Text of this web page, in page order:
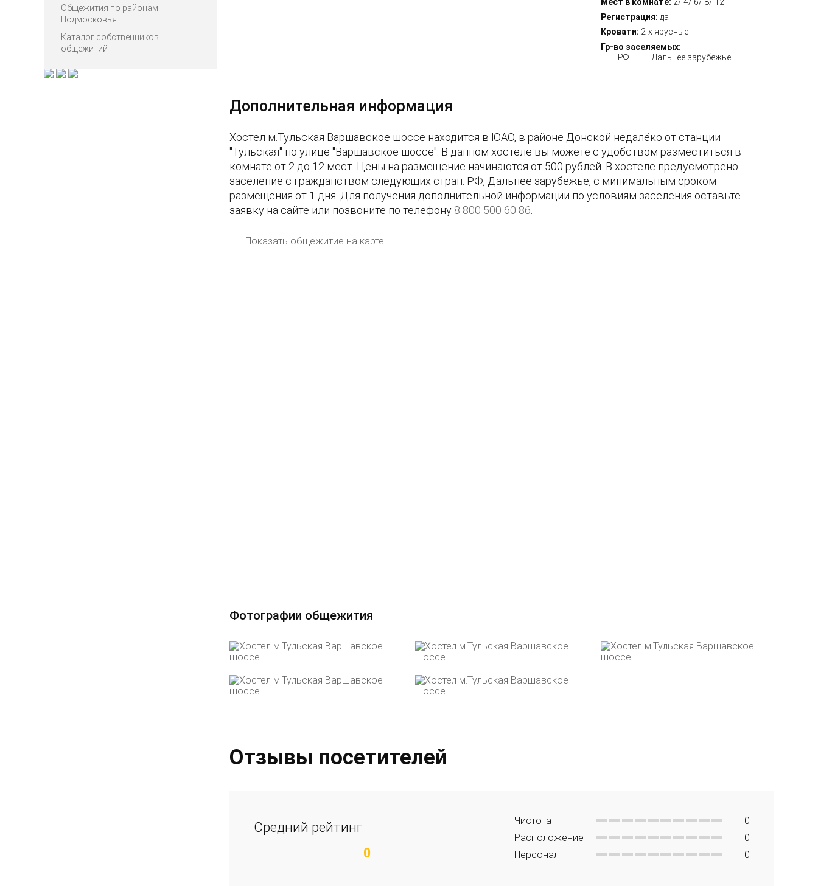
Общежития по районам
Подмосковья
Каталог собственников
общежитий
Мест в комнате: 2/ 4/ 6/ 8/ 12
Регистрация: да
Кровати: 2-х ярусные
Гр-во заселяемых:
РФ
Дальнее зарубежье
Дополнительная информация
Хостел м.Тульская Варшавское шоссе находится в ЮАО, в районе Донской недалёко от станции
"Тульская" по улице "Варшавское шоссе". В данном хостеле вы можете с удобством разместиться в
комнате от 2 до 12 мест. Цены на размещение начинаются от 500 рублей. В хостеле предусмотрено
заселение с гражданством следующих стран: РФ, Дальнее зарубежье, с минимальным сроком
размещения от 1 дня. Для получения дополнительной информации по условиям заселения оставьте
заявку на сайте или позвоните по телефону 8 800 500 60 86.
Показать общежитие на карте
Фотографии общежития
Отзывы посетителей
Средний рейтинг
0
Чистота
0
Расположение
0
Персонал
0